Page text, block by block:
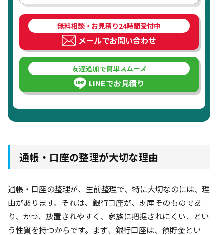
無料相談・お見積り24時間受付中
メールでお問い合わせ
友達追加で簡単スムーズ
LINEでお見積り
通帳・口座の整理が大切な理由
通帳・口座の整理が、生前整理で、特に大切なのには、理
由があります。それは、銀行口座が、財産そのものであ
り、かつ、放置されやすく、家族に把握されにくい、とい
う性質を持つからです。まず、銀行口座は、預貯金とい